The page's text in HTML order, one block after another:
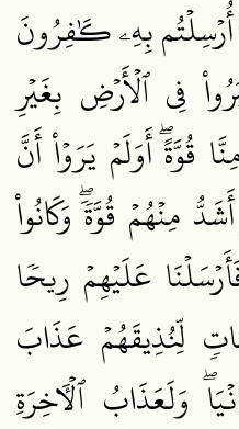
أُرۡسِلۡتُم بِهِۦ كَٰفِرُونَ
فِي ٱلۡأَرۡضِ بِغَيۡرِ
قُوَّةًۖ أَوَلَمۡ يَرَوۡاْ أَنَّ
مِنۡهُمۡ قُوَّةٗۖ وَكَانُواْ
عَلَيۡهِمۡ رِيحٗا
لِّنُذِيقَهُمۡ عَذَابَ
وَلَعَذَابُ ٱلۡأٓخِرَةِ